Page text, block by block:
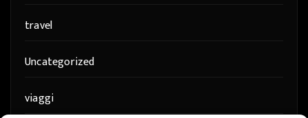
travel
Uncategorized
viaggi